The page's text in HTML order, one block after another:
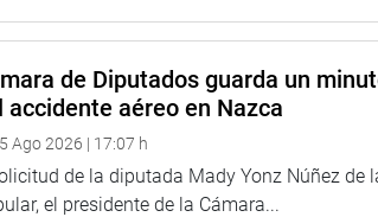
quienes interpretaron un variado repertorio
la Policía Canina desmostrando, además
pusieron la nota colorida alumnos del
marinera norteña.
de la Escuela Nacional Superior de
de Diputados guarda un
accidente aéreo en Nazca
Ago 2026 | 17:07 h
de la diputada Mady Yonz Núñez de
el presidente de la Cámara...